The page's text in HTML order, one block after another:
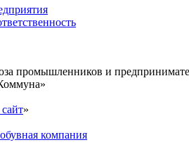
промышленников и
»
компания